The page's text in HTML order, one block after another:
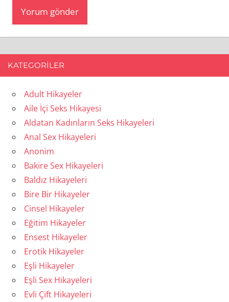
KATEGORILER
Adult Hikayeler
Aile İçi Seks Hikayesi
Aldatan Kadınların Seks Hikayeleri
Anal Sex Hikayeleri
Anonim
Bakire Sex Hikayeleri
Baldız Hikayeleri
Bire Bir Hikayeler
Cinsel Hikayeler
Eğitim Hikayeler
Ensest Hikayeler
Erotik Hikayeler
Eşli Hikayeler
Eşli Sex Hikayeleri
Evli Çift Hikayeleri